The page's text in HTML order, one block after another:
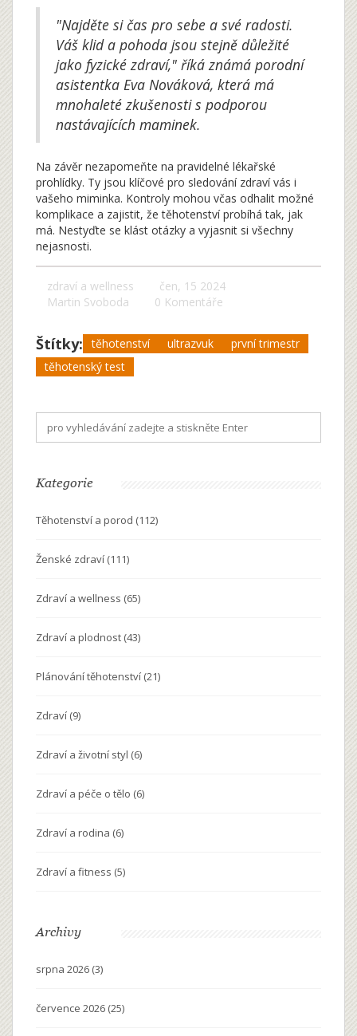
"Najděte si čas pro sebe a své radosti.
Váš klid a pohoda jsou stejně důležité
jako fyzické zdraví," říká známá porodní
asistentka Eva Nováková, která má
mnohaleté zkušenosti s podporou
nastávajících maminek.
Na závěr nezapomeňte na pravidelné lékařské
prohlídky. Ty jsou klíčové pro sledování zdraví vás i
vašeho miminka. Kontroly mohou včas odhalit možné
komplikace a zajistit, že těhotenství probíhá tak, jak
má. Nestyďte se klást otázky a vyjasnit si všechny
nejasnosti.
zdraví a wellness
čen, 15 2024
Martin Svoboda
0 Komentáře
Štítky: těhotenství ultrazvuk
první trimestr
těhotenský test
Kategorie
Těhotenství a porod (112)
Ženské zdraví (111)
Zdraví a wellness (65)
Zdraví a plodnost (43)
Plánování těhotenství (21)
Zdraví (9)
Zdraví a životní styl (6)
Zdraví a péče o tělo (6)
Zdraví a rodina (6)
Zdraví a fitness (5)
Archivy
srpna 2026 (3)
července 2026 (25)